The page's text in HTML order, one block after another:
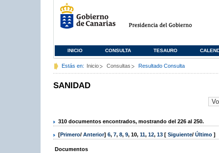
INICIO CONSULTA TESAURO
Estás en: Inicio Consultas Resultado Consulta
SANIDAD
310 documentos encontrados, mostrando del 226 al 250.
[Primero/ Anterior] 6, 7, 8, 9, 10, 11, 12, 13 [ Siguiente/ Último ]
Documentos